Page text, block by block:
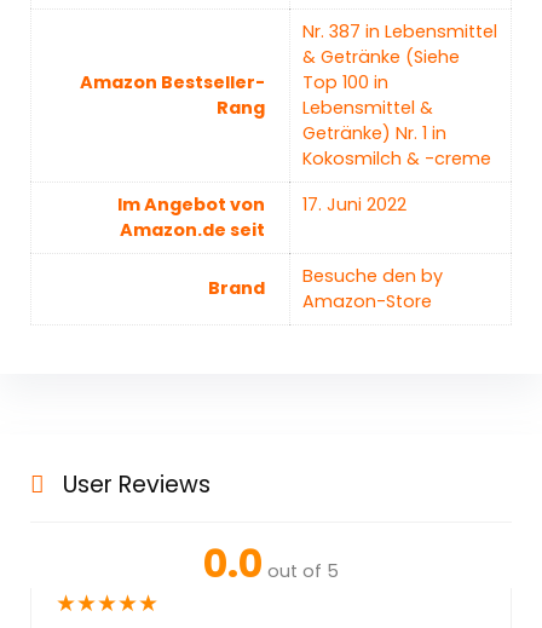
Amazon Bestseller-
Rang
Nr. 387 in Lebensmittel
& Getränke (Siehe
Top 100 in
Lebensmittel &
Getränke) Nr. 1 in
Kokosmilch & -creme
Im Angebot von
Amazon.de seit
17. Juni 2022
Brand
Besuche den by
Amazon-Store
User Reviews
0.0 out of 5
★★★★★